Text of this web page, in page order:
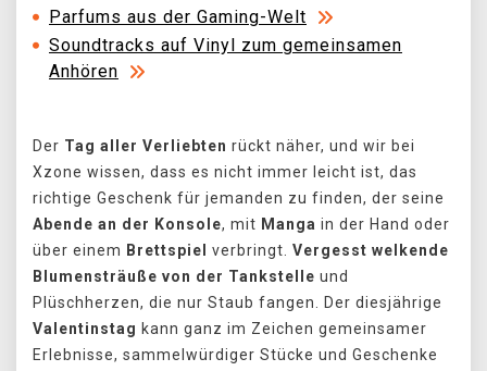
Parfums aus der Gaming-Welt
Soundtracks auf Vinyl zum gemeinsamen
Anhören
Der Tag aller Verliebten rückt näher, und wir bei
Xzone wissen, dass es nicht immer leicht ist, das
richtige Geschenk für jemanden zu finden, der seine
Abende an der Konsole, mit Manga in der Hand oder
über einem Brettspiel verbringt. Vergesst welkende
Blumensträuße von der Tankstelle und
Plüschherzen, die nur Staub fangen. Der diesjährige
Valentinstag kann ganz im Zeichen gemeinsamer
Erlebnisse, sammelwürdiger Stücke und Geschenke